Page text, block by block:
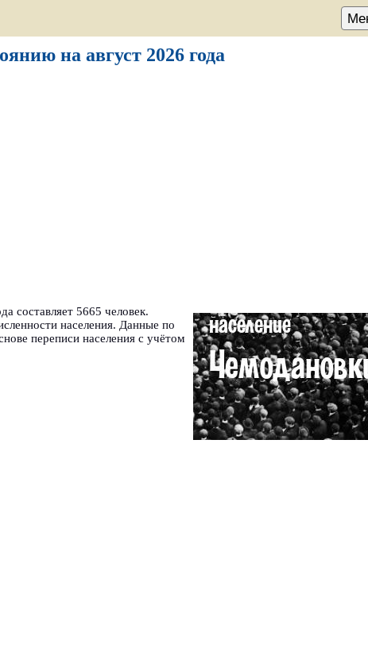
на август 2026 года
составляет 5665 человек.
населения. Данные по
переписи населения с учётом